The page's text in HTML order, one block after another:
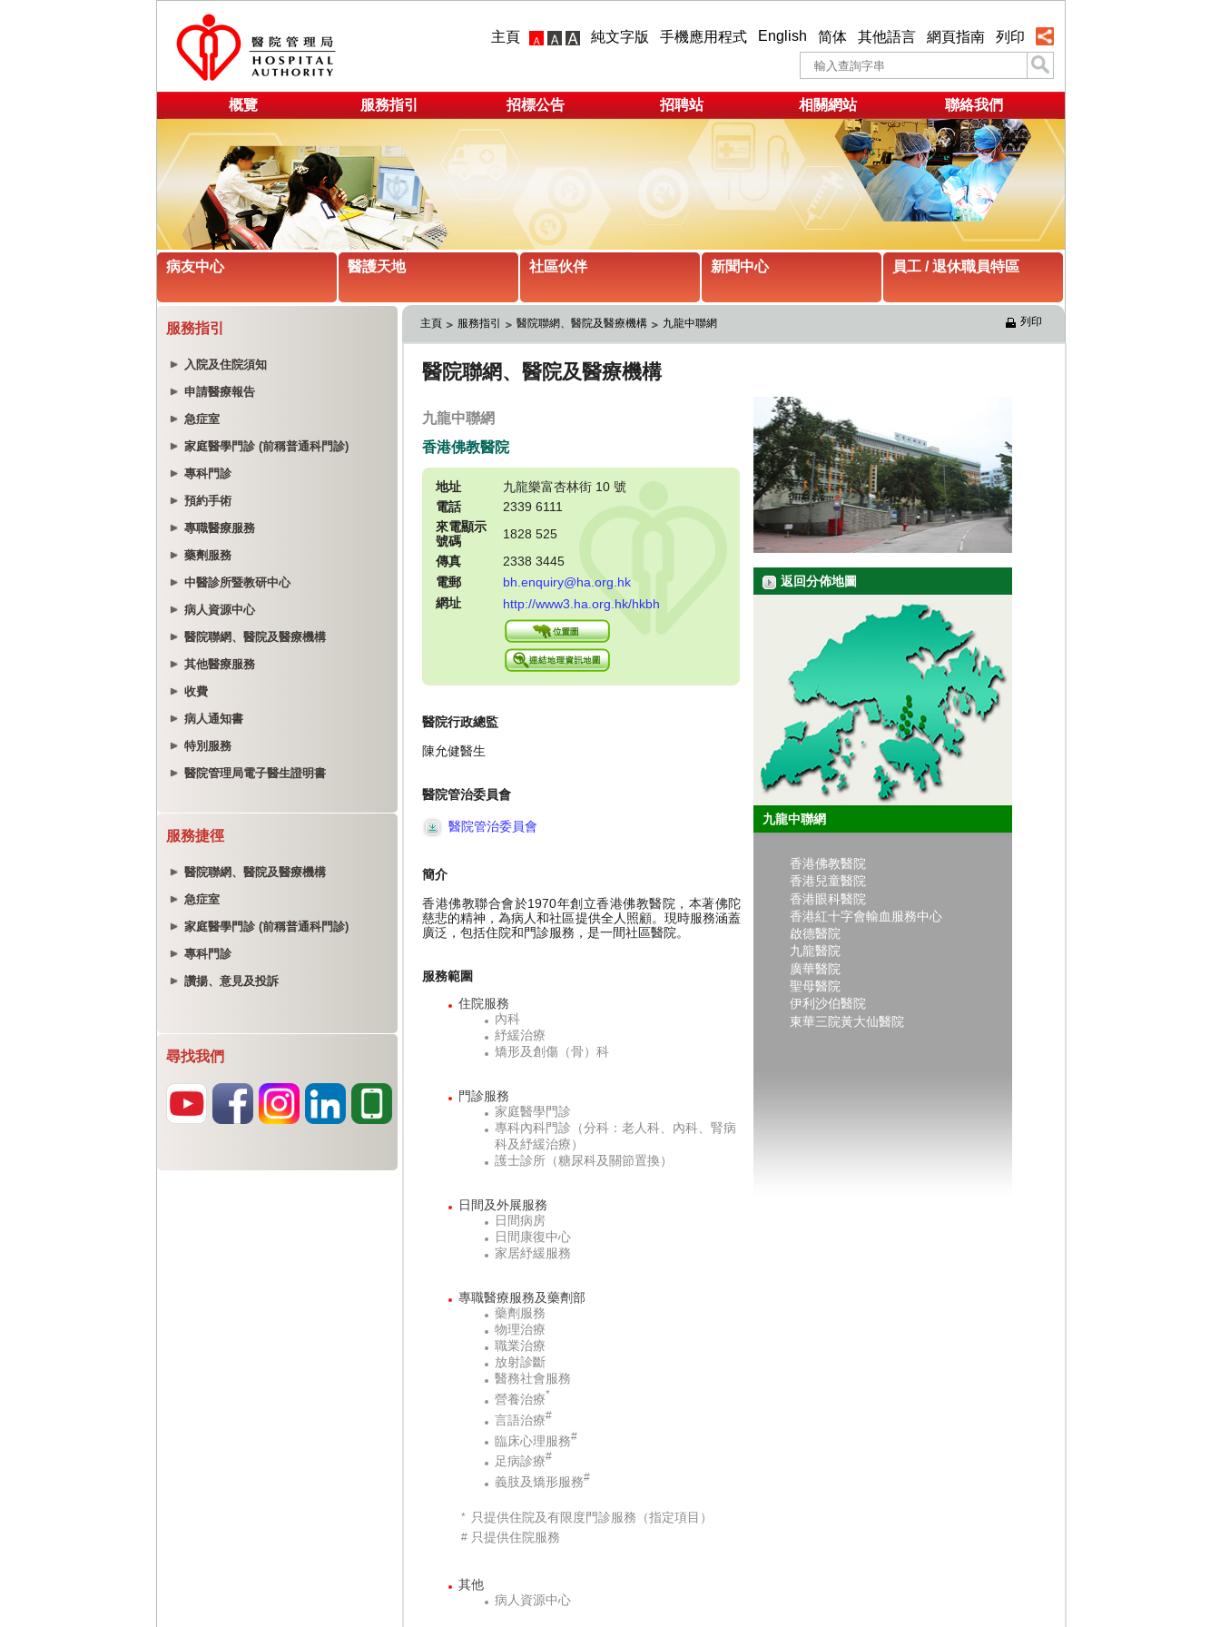
主頁 純文字版 手機應用程式 English 简体 其他語言 網頁指南 列印
概覽 服務指引 招標公告 招聘站 相關網站 聯絡我們
病友中心 醫護天地 社區伙伴 新聞中心 員工 / 退休職員特區
服務指引
入院及住院須知
申請醫療報告
急症室
家庭醫學門診 (前稱普通科門診)
專科門診
預約手術
專職醫療服務
藥劑服務
中醫診所暨教研中心
病人資源中心
醫院聯網、醫院及醫療機構
其他醫療服務
收費
病人通知書
特別服務
醫院管理局電子醫生證明書
服務捷徑
醫院聯網、醫院及醫療機構
急症室
家庭醫學門診 (前稱普通科門診)
專科門診
讚揚、意見及投訴
尋找我們
主頁 服務指引 醫院聯網、醫院及醫療機構 九龍中聯網 列印